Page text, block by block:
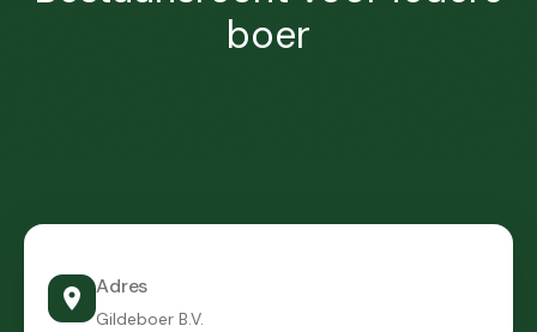
boer
Adres
Gildeboer B.V.